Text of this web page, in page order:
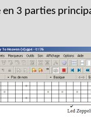
en 3 parties